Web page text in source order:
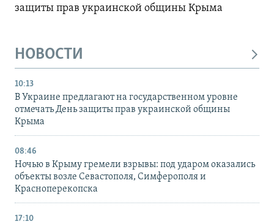
защиты прав украинской общины Крыма
НОВОСТИ
10:13
В Украине предлагают на государственном уровне
отмечать День защиты прав украинской общины
Крыма
08:46
Ночью в Крыму гремели взрывы: под ударом оказались
объекты возле Севастополя, Симферополя и
Красноперекопска
17:10